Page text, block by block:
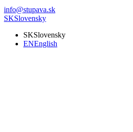
info@stupava.sk
SKSlovensky
SKSlovensky
ENEnglish